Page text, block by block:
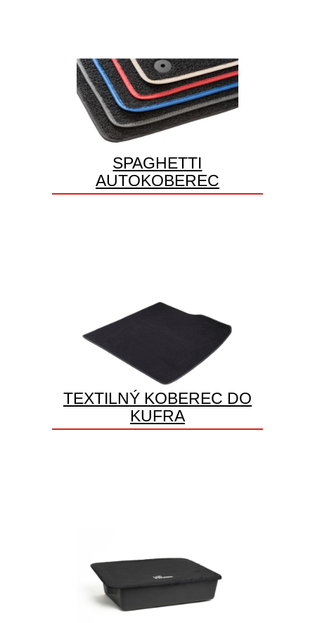
SPAGHETTI
AUTOKOBEREC
TEXTILNÝ KOBEREC DO
KUFRA